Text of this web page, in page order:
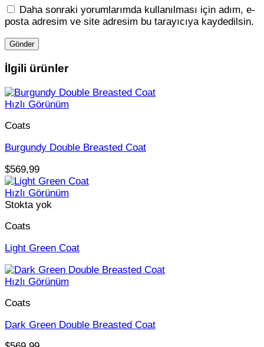
Daha sonraki yorumlarımda kullanılması için adım, e-
posta adresim ve site adresim bu tarayıcıya kaydedilsin.
İlgili ürünler
Hızlı Görünüm
Coats
Burgundy Double Breasted Coat
$569,99
Hızlı Görünüm
Stokta yok
Coats
Light Green Coat
Hızlı Görünüm
Coats
Dark Green Double Breasted Coat